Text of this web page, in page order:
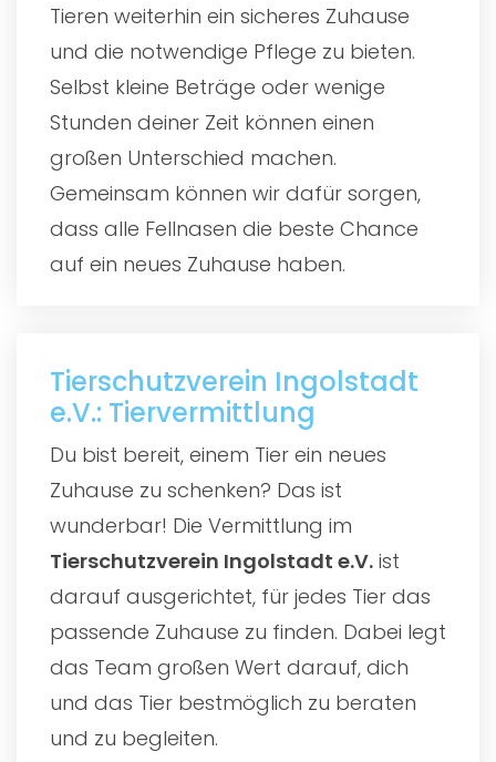
Tieren weiterhin ein sicheres Zuhause
und die notwendige Pflege zu bieten.
Selbst kleine Beträge oder wenige
Stunden deiner Zeit können einen
großen Unterschied machen.
Gemeinsam können wir dafür sorgen,
dass alle Fellnasen die beste Chance
auf ein neues Zuhause haben.
Tierschutzverein Ingolstadt
e.V.: Tiervermittlung
Du bist bereit, einem Tier ein neues
Zuhause zu schenken? Das ist
wunderbar! Die Vermittlung im
Tierschutzverein Ingolstadt e.V. ist
darauf ausgerichtet, für jedes Tier das
passende Zuhause zu finden. Dabei legt
das Team großen Wert darauf, dich
und das Tier bestmöglich zu beraten
und zu begleiten.